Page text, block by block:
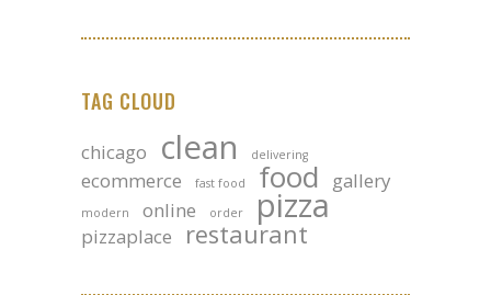
TAG CLOUD
chicago clean delivering
ecommerce fast food food gallery
modern online order pizza
pizzaplace restaurant